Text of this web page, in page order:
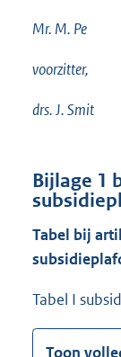
Mr. M. Pe
voorzitter,
drs. J. Smit
Bijlage 1
Tabel bij
Tabel I
Toon